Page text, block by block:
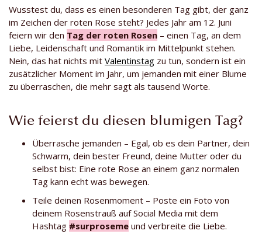
Wusstest du, dass es einen besonderen Tag gibt, der ganz
im Zeichen der roten Rose steht? Jedes Jahr am 12. Juni
feiern wir den Tag der roten Rosen – einen Tag, an dem
Liebe, Leidenschaft und Romantik im Mittelpunkt stehen.
Nein, das hat nichts mit Valentinstag zu tun, sondern ist ein
zusätzlicher Moment im Jahr, um jemanden mit einer Blume
zu überraschen, die mehr sagt als tausend Worte.
Wie feierst du diesen blumigen Tag?
Überrasche jemanden – Egal, ob es dein Partner, dein
Schwarm, dein bester Freund, deine Mutter oder du
selbst bist: Eine rote Rose an einem ganz normalen
Tag kann echt was bewegen.
Teile deinen Rosenmoment – Poste ein Foto von
deinem Rosenstrauß auf Social Media mit dem
Hashtag #surproseme und verbreite die Liebe.